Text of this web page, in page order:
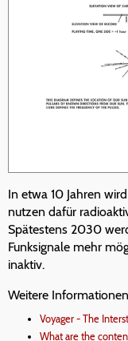
In etwa 10 Jahren
nutzen dafür
Spätestens 2030
Funksignale mehr
inaktiv.
Weitere
Voyager - The
What are the